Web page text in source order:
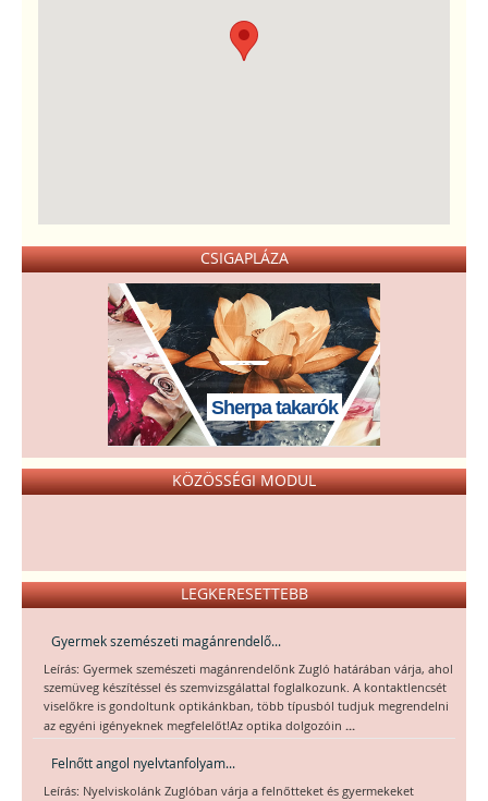
CSIGAPLÁZA
Sherpa takarók
KÖZÖSSÉGI MODUL
LEGKERESETTEBB
Gyermek szemészeti magánrendelő...
Leírás: Gyermek szemészeti magánrendelőnk Zugló határában várja, ahol
szemüveg készítéssel és szemvizsgálattal foglalkozunk. A kontaktlencsét
viselőkre is gondoltunk optikánkban, több típusból tudjuk megrendelni
az egyéni igényeknek megfelelőt!Az optika dolgozóin ...
Felnőtt angol nyelvtanfolyam...
Leírás: Nyelviskolánk Zuglóban várja a felnőtteket és gyermekeket